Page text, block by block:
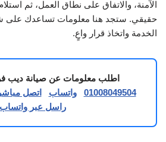
الآمنة، والاتفاق على نطاق العمل، ثم
حقيقي. ستجد هنا معلومات تساعدك على
الخدمة واتخاذ قرار واعٍ.
اطلب معلومات عن صيانة ديب
01008049504
واتساب
اتصل مباشرة:
راسل عبر واتساب